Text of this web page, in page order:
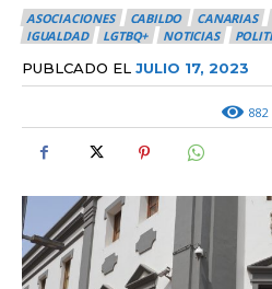
ASOCIACIONES CABILDO CANARIAS
IGUALDAD
LGTBQ+ NOTICIAS
PUBLCADO EL JULIO 17, 2023
882